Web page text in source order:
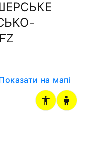
Показати на мапі